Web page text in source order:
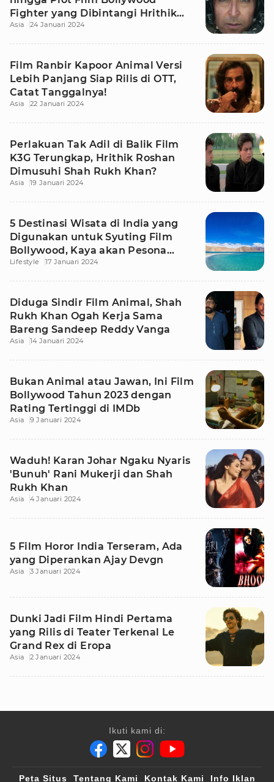
Fighter yang Dibintangi Hrithik
Roshan
Asia 24 Januari 2024
Film Ranbir Kapoor Animal Versi
Lebih Panjang Siap Rilis di OTT,
Catat Tanggalnya!
Asia 22 Januari 2024
Perlakuan Tak Adil di Balik Film
K3G Terungkap, Hrithik Roshan
Dimusuhi Shah Rukh Khan?
Asia 19 Januari 2024
5 Destinasi Wisata di India yang
Digunakan untuk Syuting Film
Bollywood, Kaya akan Pesona
Alam!
Lifestyle 17 Januari 2024
Diduga Sindir Film Animal, Shah
Rukh Khan Ogah Kerja Sama
Bareng Sandeep Reddy Vanga
Asia 14 Januari 2024
Bukan Animal atau Jawan, Ini Film
Bollywood Tahun 2023 dengan
Rating Tertinggi di IMDb
Asia 9 Januari 2024
Waduh! Karan Johar Ngaku Nyaris
'Bunuh' Rani Mukerji dan Shah
Rukh Khan
Asia 4 Januari 2024
5 Film Horor India Terseram, Ada
yang Diperankan Ajay Devgn
Asia 3 Januari 2024
Dunki Jadi Film Hindi Pertama
yang Rilis di Teater Terkenal Le
Grand Rex di Eropa
Asia 2 Januari 2024
Ikuti kami di:
Peta Situs Tentang Kami Kontak Kami Info Iklan